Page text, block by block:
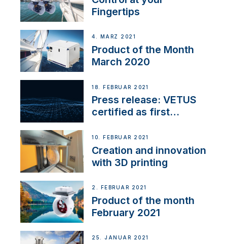
Fingertips
4. MÄRZ 2021
Product of the Month
March 2020
18. FEBRUAR 2021
Press release: VETUS
certified as first
NMEA 2000
10. FEBRUAR 2021
Creation and innovation
with 3D printing
2. FEBRUAR 2021
Product of the month
February 2021
25. JANUAR 2021